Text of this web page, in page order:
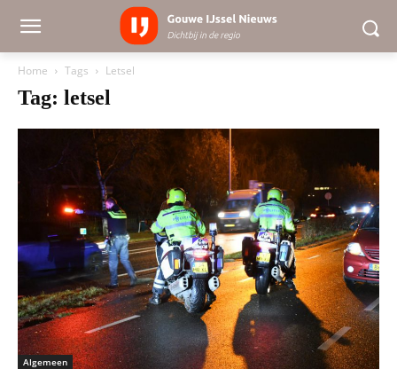
Home Tags Letsel
Tag: letsel
Algemeen